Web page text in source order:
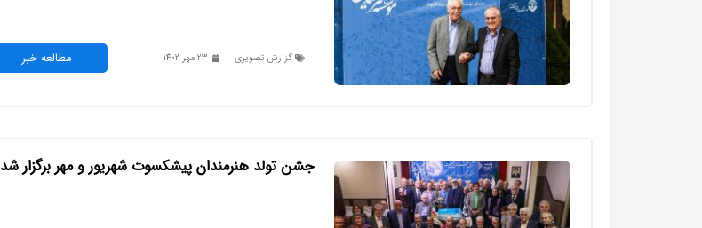
گزارش تصویری 23 مهر 1402 مطالعه خبر
جشن تولد هنرمندان پیشکسوت شهریور‌ و‌ مهر‌ برگزار شد